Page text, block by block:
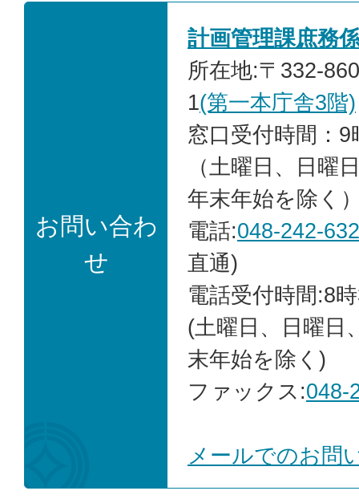
お問い合わ
せ
計画管理課庶務
所在地:〒332-
1(第一本庁舎3階)
窓口受付時間：
（土曜日、日曜
年末年始を除く
電話:048-242-
直通)
電話受付時間:8
(土曜日、日曜日
末年始を除く)
ファックス:048-
メールでのお問